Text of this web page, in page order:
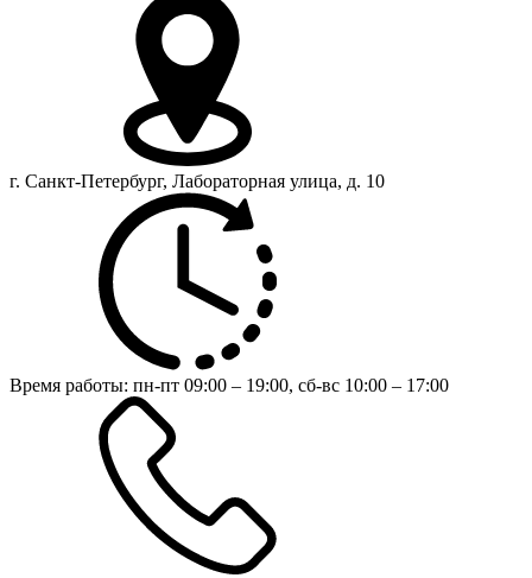
г. Санкт-Петербург, Лабораторная улица, д. 10
Время работы: пн-пт 09:00 – 19:00, сб-вс 10:00 – 17:00